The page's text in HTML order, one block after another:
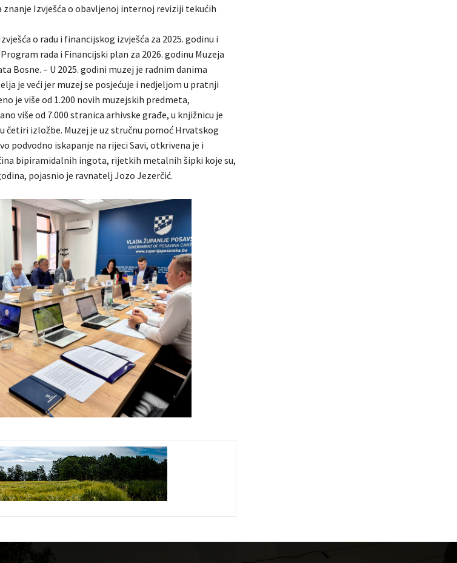
znanje Izvješća o obavljenoj internoj reviziji tekućih
o radu i financijskog izvješća za 2025. godinu i
rada i Financijski plan za 2026. godinu Muzeja
Bosne. – U 2025. godini muzej je radnim danima
je veći jer muzej se posjećuje i nedjeljom u pratnji
je više od 1.200 novih muzejskih predmeta,
više od 7.000 stranica arhivske građe, u knjižnicu je
četiri izložbe. Muzej je uz stručnu pomoć Hrvatskog
podvodno iskapanje na rijeci Savi, otkrivena je i
bipiramidalnih ingota, rijetkih metalnih šipki koje su,
pojasnio je ravnatelj Jozo Jezerčić.